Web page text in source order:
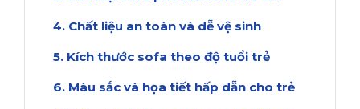
Chất liệu an toàn và dễ vệ sinh
Kích thước sofa theo độ tuổi trẻ
Màu sắc và họa tiết hấp dẫn cho trẻ